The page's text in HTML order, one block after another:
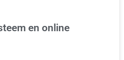
en online